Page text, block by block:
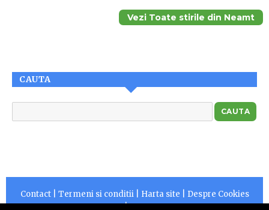
Vezi Toate stirile din Neamt
CAUTA
Contact| Termeni si conditii| Harta site
Despre Cookies
|RSS